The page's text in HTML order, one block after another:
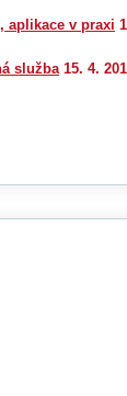
aplikace v praxi
služba15. 4.